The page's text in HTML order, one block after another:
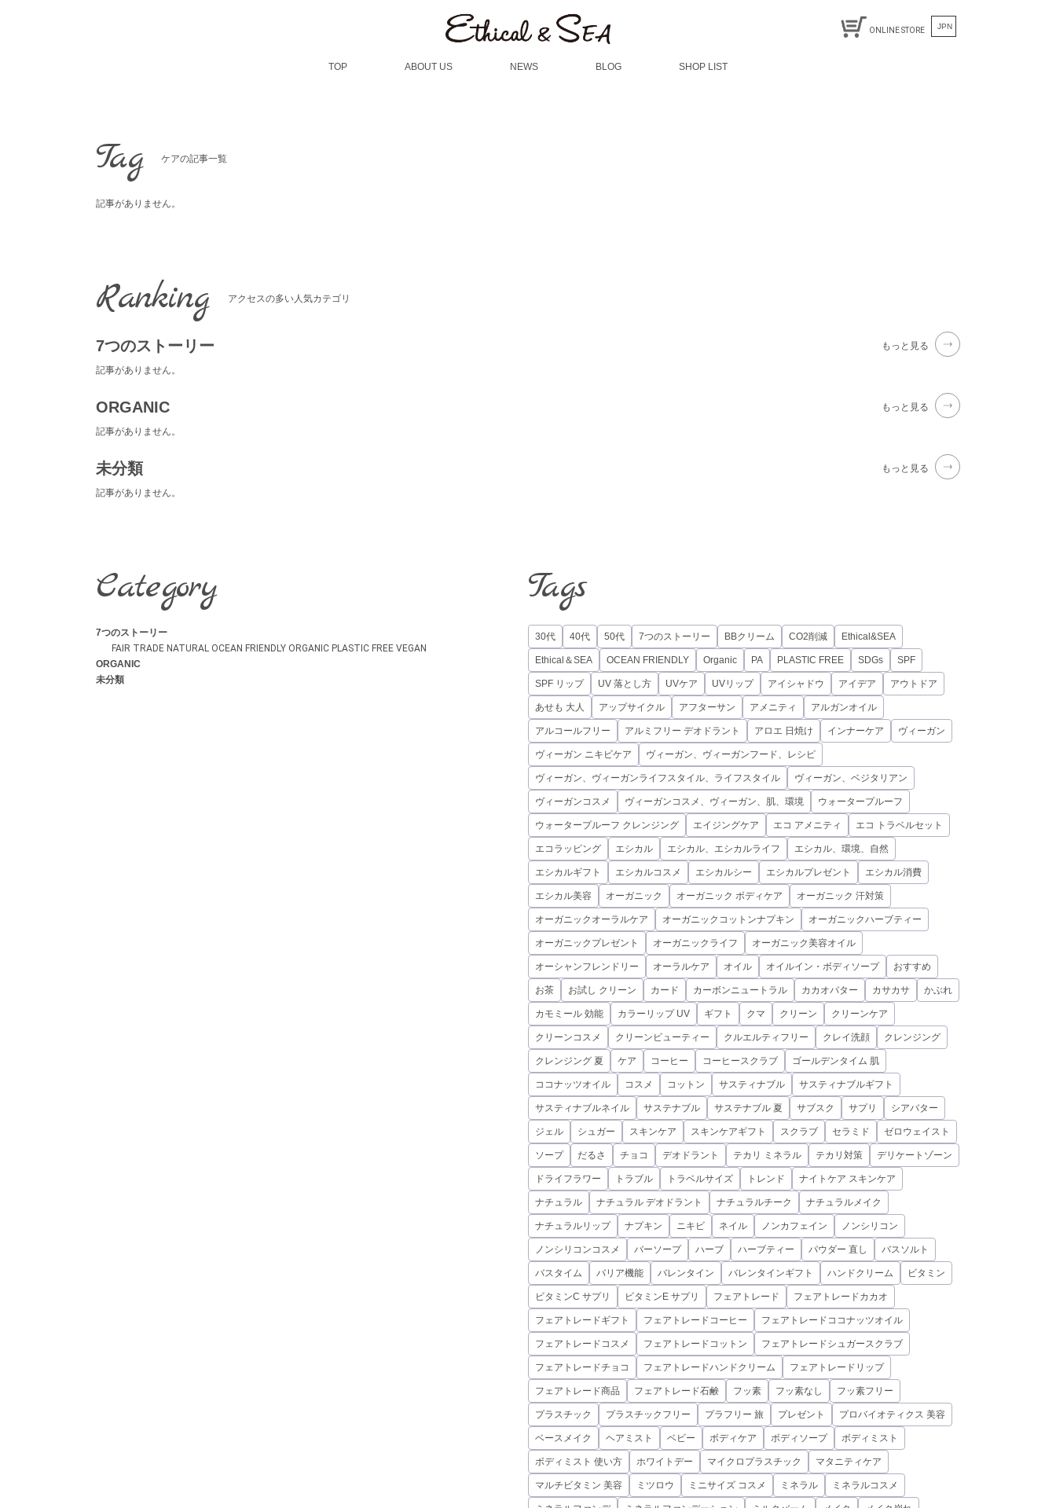
TOP ABOUT US NEWS BLOG SHOP LIST
ONLINE STORE JPN
Tag ケアの記事一覧
記事がありません。
Ranking アクセスの多い人気カテゴリ
7つのストーリー もっと見る
記事がありません。
ORGANIC もっと見る
記事がありません。
未分類 もっと見る
記事がありません。
Category
7つのストーリー
FAIR TRADE NATURAL OCEAN FRIENDLY ORGANIC PLASTIC FREE VEGAN
ORGANIC
未分類
Tags
30代 40代 50代 7つのストーリー BBクリーム CO2削減 Ethical&SEA
Ethical＆SEA OCEAN FRIENDLY Organic PA PLASTIC FREE SDGs SPF
SPF リップ UV 落とし方 UVケア UVリップ アイシャドウ アイデア アウトドア
あせも 大人 アップサイクル アフターサン アメニティ アルガンオイル
アルコールフリー アルミフリー デオドラント アロエ 日焼け インナーケア ヴィーガン
ヴィーガン ニキビケア ヴィーガン、ヴィーガンフード、レシピ
ヴィーガン、ヴィーガンライフスタイル、ライフスタイル ヴィーガン、ベジタリアン
ヴィーガンコスメ ヴィーガンコスメ、ヴィーガン、肌、環境 ウォータープルーフ
ウォータープルーフ クレンジング エイジングケア エコ アメニティ エコ トラベルセット
エコラッピング エシカル エシカル、エシカルライフ エシカル、環境、自然
エシカルギフト エシカルコスメ エシカルシー エシカルプレゼント エシカル消費
エシカル美容 オーガニック オーガニック ボディケア オーガニック 汗対策
オーガニックオーラルケア オーガニックコットンナプキン オーガニックハーブティー
オーガニックプレゼント オーガニックライフ オーガニック美容オイル
オーシャンフレンドリー オーラルケア オイル オイルイン・ボディソープ おすすめ
お茶 お試し クリーン カード カーボンニュートラル カカオバター カサカサ かぶれ
カモミール 効能 カラーリップ UV ギフト クマ クリーン クリーンケア
クリーンコスメ クリーンビューティー クルエルティフリー クレイ洗顔 クレンジング
クレンジング 夏 ケア コーヒー コーヒースクラブ ゴールデンタイム 肌
ココナッツオイル コスメ コットン サスティナブル サスティナブルギフト
サスティナブルネイル サステナブル サステナブル 夏 サブスク サプリ シアバター
ジェル シュガー スキンケア スキンケアギフト スクラブ セラミド ゼロウェイスト
ソープ だるさ チョコ デオドラント テカリ ミネラル テカリ対策 デリケートゾーン
ドライフラワー トラブル トラベルサイズ トレンド ナイトケア スキンケア
ナチュラル ナチュラル デオドラント ナチュラルチーク ナチュラルメイク
ナチュラルリップ ナプキン ニキビ ネイル ノンカフェイン ノンシリコン
ノンシリコンコスメ バーソープ ハーブ ハーブティー パウダー 直し バスソルト
バスタイム バリア機能 バレンタイン バレンタインギフト ハンドクリーム ビタミン
ビタミンC サプリ ビタミンE サプリ フェアトレード フェアトレードカカオ
フェアトレードギフト フェアトレードコーヒー フェアトレードココナッツオイル
フェアトレードコスメ フェアトレードコットン フェアトレードシュガースクラブ
フェアトレードチョコ フェアトレードハンドクリーム フェアトレードリップ
フェアトレード商品 フェアトレード石鹸 フッ素 フッ素なし フッ素フリー
プラスチック プラスチックフリー プラフリー 旅 プレゼント プロバイオティクス 美容
ベースメイク ヘアミスト ベビー ボディケア ボディソープ ボディミスト
ボディミスト 使い方 ホワイトデー マイクロプラスチック マタニティケア
マルチビタミン 美容 ミツロウ ミニサイズ コスメ ミネラル ミネラルコスメ